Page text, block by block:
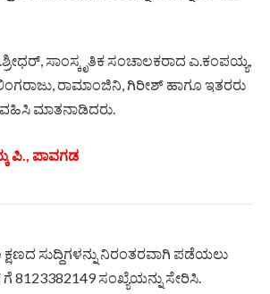
ಸಾಂಸ್ಕೃತಿಕ ಸಂಚಾಲಕರಾದ ಎ.ಕಂಪಯ್ಯ,
ರಾಮಾಂಜಿನಿ, ಗಿರೀಶ್ ಹಾಗೂ ಇತರರು
ಮಾತನಾಡಿದರು.
ಪಿ., ಪಾವಗಡ
ಸುದ್ದಿಗಳನ್ನು ನಿರಂತರವಾಗಿ ಪಡೆಯಲು
8123382149 ಸಂಖ್ಯೆಯನ್ನು ಸೇರಿಸಿ.